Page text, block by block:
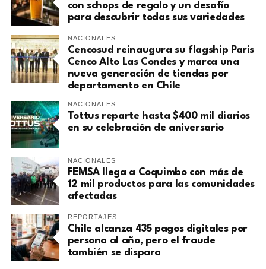
con schops de regalo y un desafío
para descubrir todas sus variedades
NACIONALES
Cencosud reinaugura su flagship Paris
Cenco Alto Las Condes y marca una
nueva generación de tiendas por
departamento en Chile
NACIONALES
Tottus reparte hasta $400 mil diarios
en su celebración de aniversario
NACIONALES
FEMSA llega a Coquimbo con más de
12 mil productos para las comunidades
afectadas
REPORTAJES
Chile alcanza 435 pagos digitales por
persona al año, pero el fraude
también se dispara